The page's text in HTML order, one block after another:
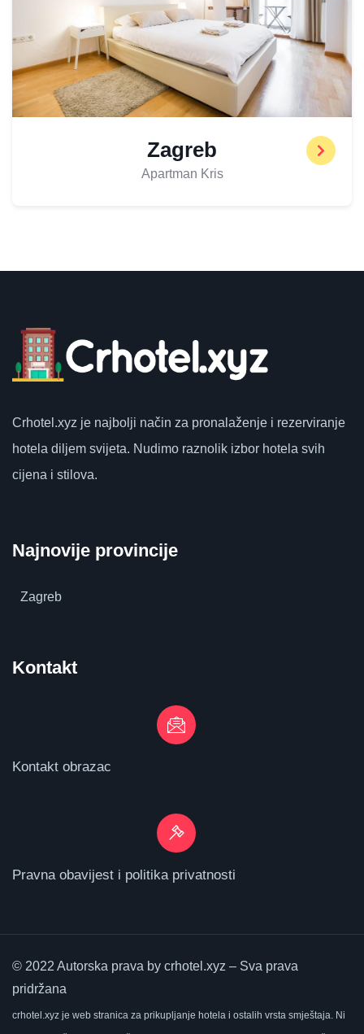
Zagreb
Apartman Kris
Crhotel.xyz je najbolji način za pronalaženje i rezerviranje
hotela diljem svijeta. Nudimo raznolik izbor hotela svih
cijena i stilova.
Najnovije provincije
Zagreb
Kontakt
Kontakt obrazac
Pravna obavijest i politika privatnosti
© 2022 Autorska prava by crhotel.xyz – Sva prava
pridržana
crhotel.xyz je web stranica za prikupljanje hotela i ostalih vrsta smještaja. Ni